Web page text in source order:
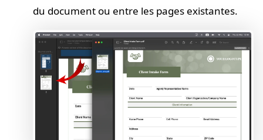
du document ou entre les pages existantes.